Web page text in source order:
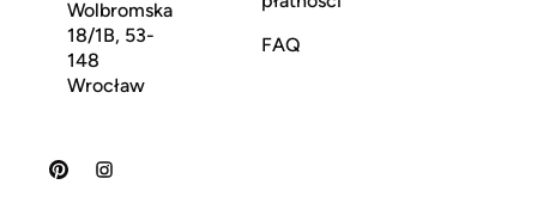
Wolbromska
18/1B, 53-
148
Wrocław
FAQ